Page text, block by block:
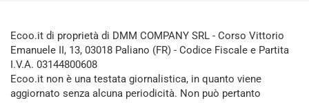
Ecoo.it di proprietà di DMM COMPANY SRL - Corso Vittorio
Emanuele II, 13, 03018 Paliano (FR) - Codice Fiscale e Partita
I.V.A. 03144800608
Ecoo.it non è una testata giornalistica, in quanto viene
aggiornato senza alcuna periodicità. Non può pertanto